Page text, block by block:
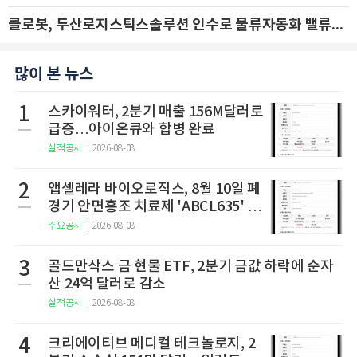
클로봇, 두산로지스틱스솔루션 인수로 물류자동화 밸류체인 확장 추진 - IBK투자증권
많이 본 뉴스
1
스카이워터, 2분기 매출 156M달러로
급증…아이온큐와 합병 완료
실적공시 2026-08-08
2
앱셀레라 바이오로직스, 8월 10일 폐
경기 안면홍조 치료제 'ABCL635' 임
상 2상 결과 발표
주요공시 2026-08-08
3
골드만삭스 금 현물 ETF, 2분기 금값 하락에 순자
산 24억 달러로 감소
실적공시 2026-08-08
4
크리에이티브 메디컬 테크놀로지, 2